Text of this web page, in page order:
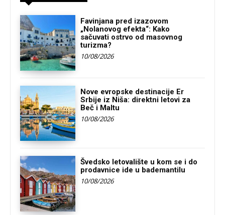
Favinjana pred izazovom
„Nolanovog efekta“: Kako
sačuvati ostrvo od masovnog
turizma?
10/08/2026
Nove evropske destinacije Er
Srbije iz Niša: direktni letovi za
Beč i Maltu
10/08/2026
Švedsko letovalište u kom se i do
prodavnice ide u bademantilu
10/08/2026